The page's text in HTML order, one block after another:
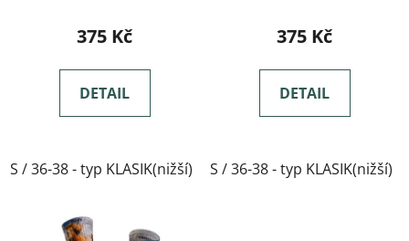
375 Kč
DETAIL
S / 36-38 - typ KLASIK(nižší) M / 39-41- typ KLASIK(nižší)
375 Kč
DETAIL
S / 36-38 - typ KLASIK(nižší)